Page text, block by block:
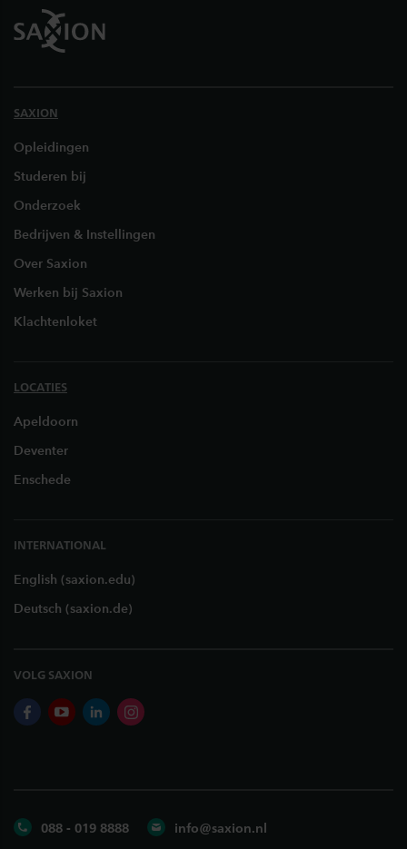
SAXION
Opleidingen
Studeren bij
Onderzoek
Bedrijven & Instellingen
Over Saxion
Werken bij Saxion
Klachtenloket
LOCATIES
Apeldoorn
Deventer
Enschede
INTERNATIONAL
English (saxion.edu)
Deutsch (saxion.de)
VOLG SAXION
facebookyoutubelinkedininstagram
088 - 019 8888 info@saxion.nl